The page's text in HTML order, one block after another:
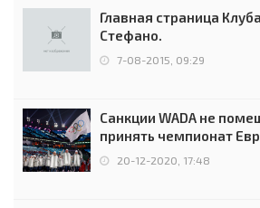
Главная страница
Стефано.
7-08-2015, 09:29
Санкции WADA не
принять чемпионат
чемпионов.
20-12-2020, 17:48